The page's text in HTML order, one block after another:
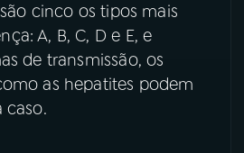
cinco os tipos mais
A, B, C, D e E, e
de transmissão, os
as hepatites podem
caso.